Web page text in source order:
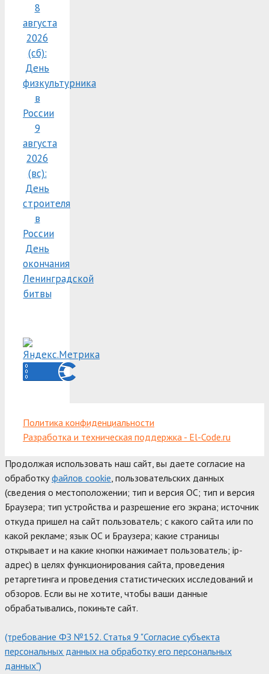
8
августа
2026
(сб):
День
физкультурника
в
России
9
августа
2026
(вс):
День
строителя
в
России
День
окончания
Ленинградской
битвы
Политика конфиденциальности
Разработка и техническая поддержка - El-Code.ru
Продолжая использовать наш сайт, вы даете согласие на
обработкуфайлов cookie , пользовательских данных
(сведения о местоположении; тип и версия ОС; тип и версия
Браузера; тип устройства и разрешение его экрана; источник
откуда пришел на сайт пользователь; с какого сайта или по
какой рекламе; язык ОС и Браузера; какие страницы
открывает и на какие кнопки нажимает пользователь; ip-
адрес) в целях функционирования сайта, проведения
ретаргетинга и проведения статистических исследований и
обзоров. Если вы не хотите, чтобы ваши данные
обрабатывались, покиньте сайт.
(требование ФЗ №152. Статья 9 "Согласие субъекта
персональных данных на обработку его персональных
данных")